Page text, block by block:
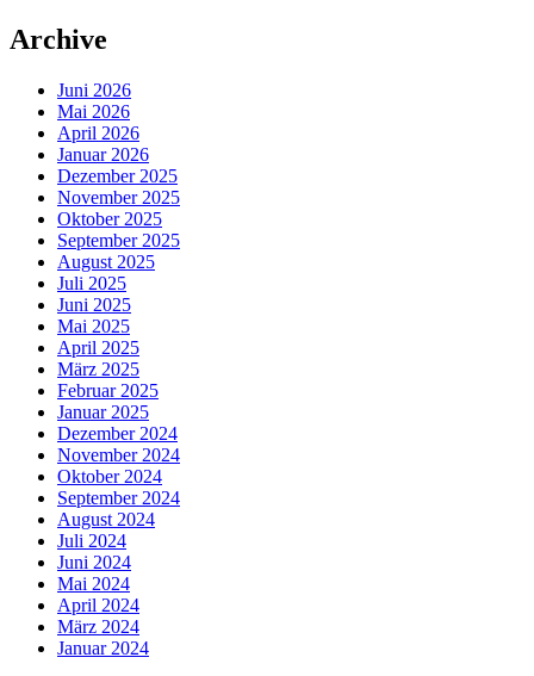
Archive
Juni 2026
Mai 2026
April 2026
Januar 2026
Dezember 2025
November 2025
Oktober 2025
September 2025
August 2025
Juli 2025
Juni 2025
Mai 2025
April 2025
März 2025
Februar 2025
Januar 2025
Dezember 2024
November 2024
Oktober 2024
September 2024
August 2024
Juli 2024
Juni 2024
Mai 2024
April 2024
März 2024
Januar 2024